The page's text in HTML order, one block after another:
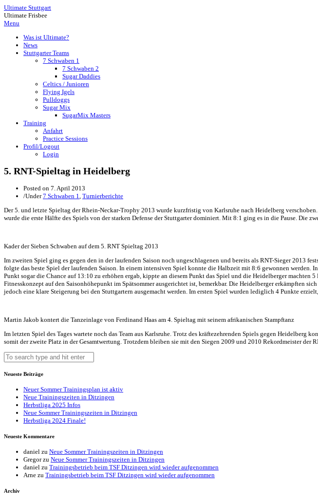
Ultimate Stuttgart
Ultimate Frisbee
Menu
Was ist Ultimate?
News
Stuttgarter Teams
7 Schwaben 1
7 Schwaben 2
Sugar Daddies
Celtics / Junioren
Flying Igels
Pulldoggs
Sugar Mix
SugarMix Masters
Training
Anfahrt
Practice Sessions
Profil/Logout
Login
5. RNT-Spieltag in Heidelberg
Posted on 7. April 2013
/Under7 Schwaben 1, Turnierberichte
Der 5. und letzte Spieltag der Rhein-Neckar-Trophy 2013 wurde kurzfristig von Karlsruhe nach Heidelberg
wurde die erste Hälfte des Spiels von der starken Defense der Stuttgarter dominiert. Mit 8:1 ging es in die Pause. Die
Kader der Sieben Schwaben auf dem 5. RNT Spieltag 2013
Im zweiten Spiel ging es gegen den in der laufenden Saison noch ungeschlagenen und bereits als RNT-Sieger 2013
folgte das beste Spiel der laufenden Saison. In einem intensiven Spiel konnte die Halbzeit mit 8:6 gewonnen
Punkt sogar die Chance auf 13:10 zu erhöhen ergab, kippte an diesem Punkt das Spiel und die Heidelberger
Fitnesskonzept auf den Saisonhöhepunkt im Spätsommer ausgerichtet ist, bemerkbar. Die Heidelberger erkämpften
jedoch eine klare Steigerung bei den Stuttgartern ausgemacht werden. Im ersten Spiel wurden lediglich 4 Punkte
Martin Jakob kontert die Tanzeinlage von Ferdinand Haas am 4. Spieltag mit seinem afrikanischen Stampftanz
Im letzten Spiel des Tages wartete noch das Team aus Karlsruhe. Trotz des kräftezehrenden Spiels gegen
somit der zweite Platz in der Gesamtwertung. Trotzdem bleiben sie mit den Siegen 2009 und 2010 Rekordmeister der
Neueste Beiträge
Neuer Sommer Trainingsplan ist aktiv
Neue Trainingszeiten in Ditzingen
Herbstliga 2025 Infos
Neue Sommer Trainingszeiten in Ditzingen
Herbstliga 2024 Finale!
Neueste Kommentare
daniel zu Neue Sommer Trainingszeiten in Ditzingen
Gregorzu Neue Sommer Trainingszeiten in Ditzingen
daniel zu Trainingsbetrieb beim TSF Ditzingen wird wieder aufgenommen
Arne zu Trainingsbetrieb beim TSF Ditzingen wird wieder aufgenommen
Archiv